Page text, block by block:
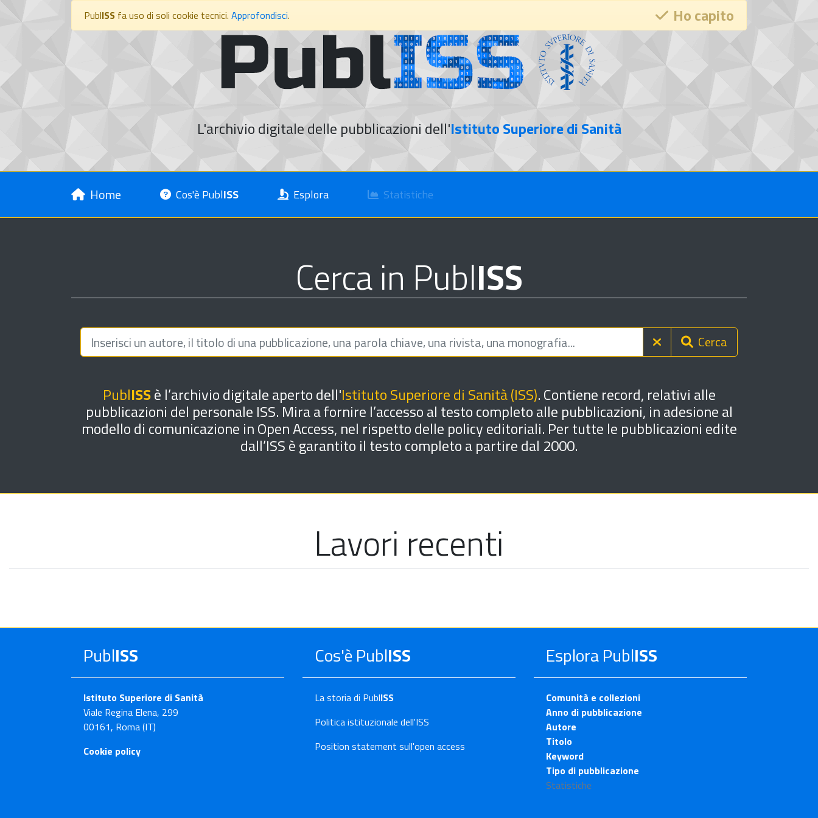
PublISS fa uso di soli cookie tecnici. Approfondisci. Ho capito
L'archivio digitale delle pubblicazioni dell'Istituto Superiore di Sanità
Home Cos'è PublISS Esplora Statistiche
Cerca in PublISS
Cerca
PublISSè l’archivio digitale aperto dell'Istituto Superiore di Sanità (ISS). Contiene record, relativi alle
pubblicazioni del personale ISS. Mira a fornire l’accesso al testo completo alle pubblicazioni, in adesione al
modello di comunicazione in Open Access, nel rispetto delle policy editoriali. Per tutte le pubblicazioni edite
dall’ISS è garantito il testo completo a partire dal 2000.
Lavori recenti
PublISS
Istituto Superiore di Sanità
Viale Regina Elena, 299
00161, Roma (IT)
Cookie policy
Cos'è PublISS
La storia di PublISS
Politica istituzionale dell'ISS
Position statement sull'open access
Esplora PublISS
Comunità e collezioni
Anno di pubblicazione
Autore
Titolo
Keyword
Tipo di pubblicazione
Statistiche